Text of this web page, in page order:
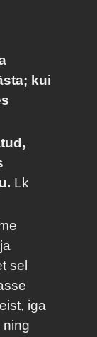
kui
Lk
sel
iga
ning